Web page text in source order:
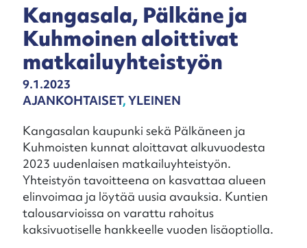
Kangasala, Pälkäne ja
Kuhmoinen aloittivat
matkailuyhteistyön
9.1.2023
AJANKOHTAISET,YLEINEN
Kangasalan kaupunki sekä Pälkäneen ja
Kuhmoisten kunnat aloittavat alkuvuodesta
2023 uudenlaisen matkailuyhteistyön.
Yhteistyön tavoitteena on kasvattaa alueen
elinvoimaa ja löytää uusia avauksia. Kuntien
talousarvioissa on varattu rahoitus
kaksivuotiselle hankkeelle vuoden lisäoptiolla.